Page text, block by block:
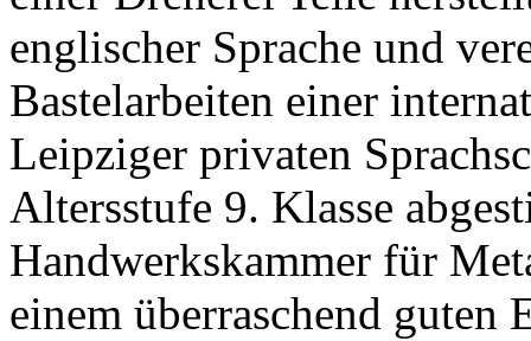
englischer Sprache und
Bastelarbeiten einer
Leipziger privaten
Altersstufe 9. Klasse
Handwerkskammer für
einem überraschend guten